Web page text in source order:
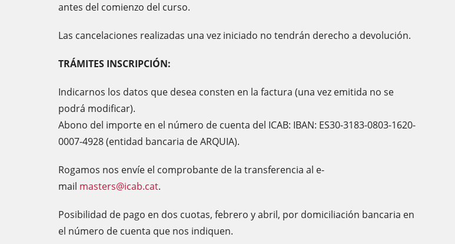
antes del comienzo del curso.
Las cancelaciones realizadas una vez iniciado no tendrán derecho a devolución.
TRÁMITES INSCRIPCIÓN:
Indicarnos los datos que desea consten en la factura (una vez emitida no se
podrá modificar).
Abono del importe en el número de cuenta del ICAB: IBAN: ES30-3183-0803-1620-
0007-4928 (entidad bancaria de ARQUIA).
Rogamos nos envíe el comprobante de la transferencia al e-
mail masters@icab.cat.
Posibilidad de pago en dos cuotas, febrero y abril, por domiciliación bancaria en
el número de cuenta que nos indiquen.